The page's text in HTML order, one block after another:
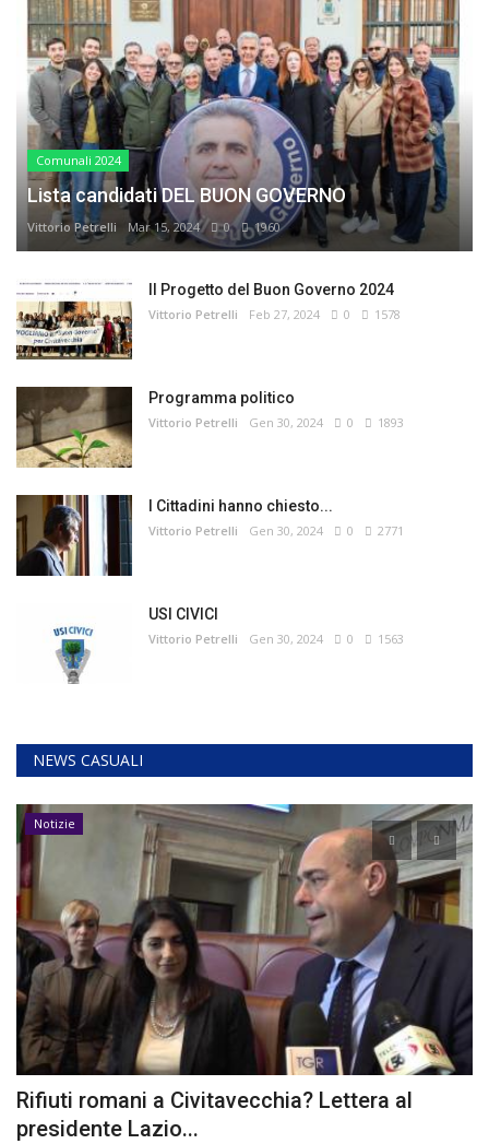
Comunali 2024
Lista candidati DEL BUON GOVERNO
Vittorio Petrelli Mar 15, 2024 0 1960
Il Progetto del Buon Governo 2024
Vittorio Petrelli Feb 27, 2024 0 1578
Programma politico
Vittorio Petrelli Gen 30, 2024 0 1893
I Cittadini hanno chiesto...
Vittorio Petrelli Gen 30, 2024 0 2771
USI CIVICI
Vittorio Petrelli Gen 30, 2024 0 1563
NEWS CASUALI
Notizie
Rifiuti romani a Civitavecchia? Lettera al
presidente Lazio...